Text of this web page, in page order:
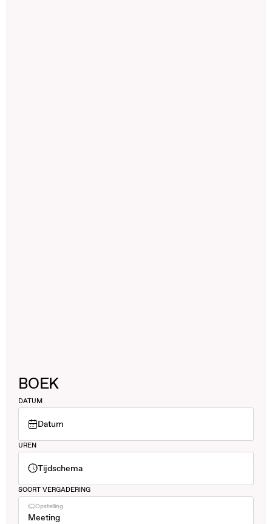
BOEK
DATUM
Datum
UREN
Tijdschema
SOORT VERGADERING
Opstelling
Meeting